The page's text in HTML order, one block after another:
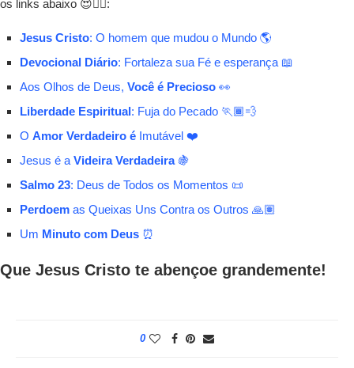
os links abaixo 😍👇🏾:
Jesus Cristo: O homem que mudou o Mundo 🌎
Devocional Diário: Fortaleza sua Fé e esperança 📖
Aos Olhos de Deus, Você é Precioso 👀
Liberdade Espiritual: Fuja do Pecado 🏃🏾💨
O Amor Verdadeiro é Imutável ❤️
Jesus é a Videira Verdadeira🍇
Salmo 23: Deus de Todos os Momentos 📜
Perdoem as Queixas Uns Contra os Outros 🙏🏽
Um Minuto com Deus ⏰
Que Jesus Cristo te abençoe grandemente!
0